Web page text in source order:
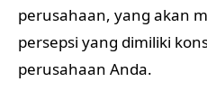
perusahaan, yang akan
persepsi yang dimiliki
perusahaan Anda.